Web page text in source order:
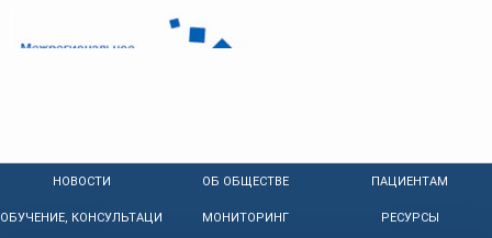
НОВОСТИ ОБ ОБЩЕСТВЕ ПАЦИЕНТАМ
ОБУЧЕНИЕ, КОНСУЛЬТАЦИИ МОНИТОРИНГ РЕСУРСЫ